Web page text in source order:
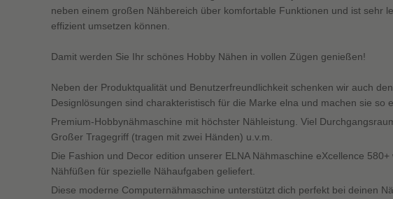
neben einem großen Nähbereich über komfortable Funktionen und ist sehr
effizient umsetzen können.
Damit werden Sie Ihr schönes Hobby Nähen in vollen Zügen genießen!
Neben der Produktqualität und Benutzerfreundlichkeit schenken wir auch
Designlösungen sind charakteristisch für die Marke elna und machen sie so
Premium-Hobbynähmaschine mit höchster Nähleistung. Viel
Großer Tragegriff (tragen mit zwei Händen) u.v.m.
Die Fashion und Decor edition unserer ELNA Nähmaschine eXcellence
Nähfüßen für spezielle Nähaufgaben geliefert.
Diese moderne Computernähmaschine unterstützt dich perfekt bei deinen